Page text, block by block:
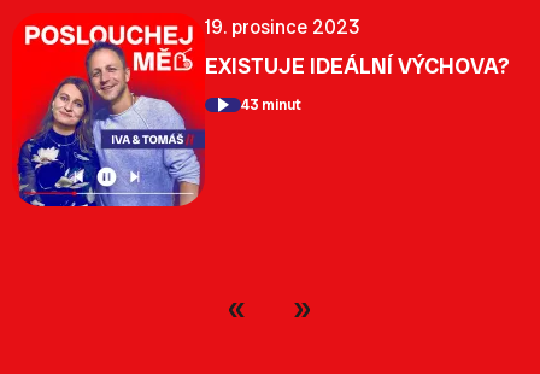
19. prosince 2023
EXISTUJE IDEÁLNÍ VÝCHOVA?
43 minut